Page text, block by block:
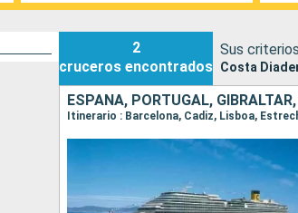
2
cruceros encontrados
Sus
Costa
ESPAÑA, PORTUGAL,
Itinerario : Barcelona, Cadiz, Lisboa,